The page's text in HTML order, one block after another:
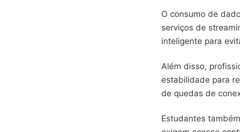
O consumo de
serviços de
inteligente para
Além disso,
estabilidade para
de quedas de
Estudantes